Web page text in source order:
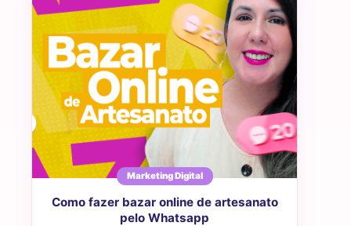
Marketing Digital
Como fazer bazar online de artesanato
pelo Whatsapp